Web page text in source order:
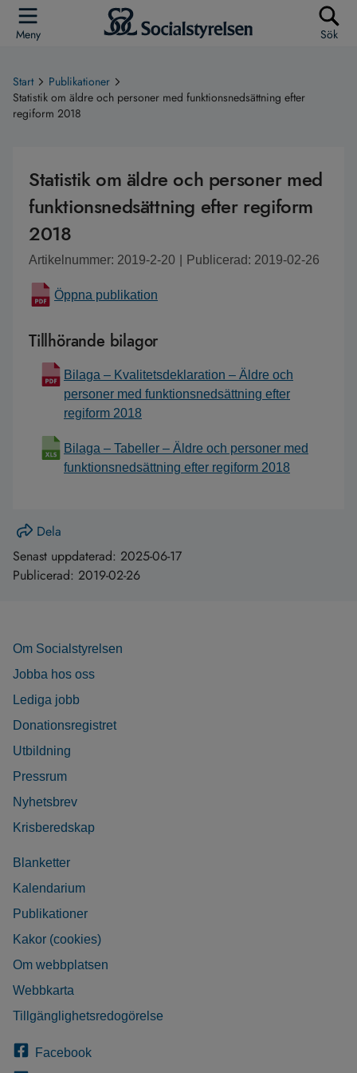
Meny Sök
Start
Publikationer
Statistik om äldre och personer med funktionsnedsättning efter
regiform 2018
Statistik om äldre och personer med
funktionsnedsättning efter regiform
2018
Artikelnummer: 2019-2-20 Publicerad: 2019-02-26
Öppna publikation
Tillhörande bilagor
Bilaga – Kvalitetsdeklaration – Äldre och
personer med funktionsnedsättning efter
regiform 2018
Bilaga – Tabeller – Äldre och personer med
funktionsnedsättning efter regiform 2018
Dela
Senast uppdaterad: 2025-06-17
Publicerad: 2019-02-26
Om Socialstyrelsen
Jobba hos oss
Lediga jobb
Donationsregistret
Utbildning
Pressrum
Nyhetsbrev
Krisberedskap
Blanketter
Kalendarium
Publikationer
Kakor (cookies)
Om webbplatsen
Webbkarta
Tillgänglighetsredogörelse
Facebook